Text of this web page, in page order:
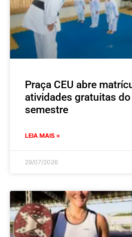
Praça CEU abre
atividades gratuitas
semestre
LEIA MAIS »
29/07/2026